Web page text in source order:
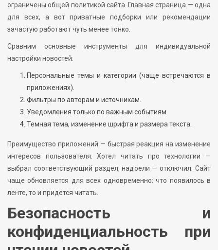
ограничены общей политикой сайта. Главная страница — одна
для всех, а вот приватные подборки или рекомендации
зачастую работают чуть менее тонко.
Сравним основные инструменты для индивидуальной
настройки новостей:
Персональные темы и категории (чаще встречаются в
приложениях).
Фильтры по авторам и источникам.
Уведомления только по важным событиям.
Темная тема, изменение шрифта и размера текста.
Преимущество приложений — быстрая реакция на изменение
интересов пользователя. Хотел читать про технологии —
выбрал соответствующий раздел, надоели — отключил. Сайт
чаще обновляется для всех одновременно: что появилось в
ленте, то и придётся читать.
Безопасность и
конфиденциальность при